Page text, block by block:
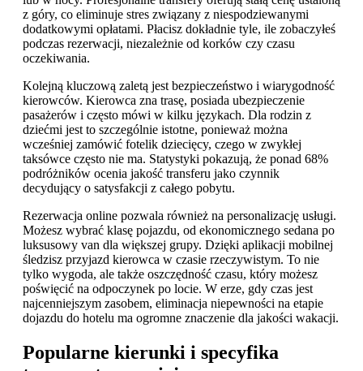
z góry, co eliminuje stres związany z niespodziewanymi
dodatkowymi opłatami. Płacisz dokładnie tyle, ile zobaczyłeś
podczas rezerwacji, niezależnie od korków czy czasu
oczekiwania.
Kolejną kluczową zaletą jest bezpieczeństwo i wiarygodność
kierowców. Kierowca zna trasę, posiada ubezpieczenie
pasażerów i często mówi w kilku językach. Dla rodzin z
dziećmi jest to szczególnie istotne, ponieważ można
wcześniej zamówić fotelik dziecięcy, czego w zwykłej
taksówce często nie ma. Statystyki pokazują, że ponad 68%
podróżników ocenia jakość transferu jako czynnik
decydujący o satysfakcji z całego pobytu.
Rezerwacja online pozwala również na personalizację usługi.
Możesz wybrać klasę pojazdu, od ekonomicznego sedana po
luksusowy van dla większej grupy. Dzięki aplikacji mobilnej
śledzisz przyjazd kierowca w czasie rzeczywistym. To nie
tylko wygoda, ale także oszczędność czasu, który możesz
poświęcić na odpoczynek po locie. W erze, gdy czas jest
najcenniejszym zasobem, eliminacja niepewności na etapie
dojazdu do hotelu ma ogromne znaczenie dla jakości wakacji.
Popularne kierunki i specyfika